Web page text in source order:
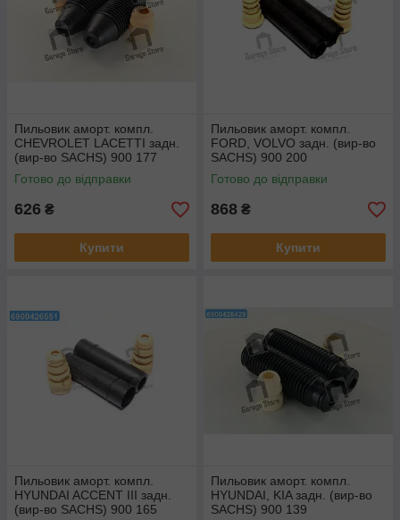
Пильовик аморт. компл.
CHEVROLET LACETTI задн.
(вир-во SACHS) 900 177
Готово до відправки
626 ₴
Купити
Пильовик аморт. компл.
FORD, VOLVO задн. (вир-во
SACHS) 900 200
Готово до відправки
868 ₴
Купити
Пильовик аморт. компл.
HYUNDAI ACCENT III задн.
(вир-во SACHS) 900 165
Пильовик аморт. компл.
HYUNDAI, KIA задн. (вир-во
SACHS) 900 139